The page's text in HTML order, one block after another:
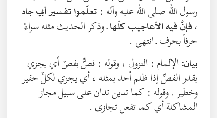
رسول الله صلى الله عليه وآله : تعلّموا تفسير أبي جاد
، فإنَّ فيه الأعاجيب كلّهاـ وذكر الحديث مثله سواءً
حرفاً بحرف ـ انتهى .
بيان:الإلمام : النزول ، وقوله : فصٌّ بفصّ أي يجزي
بقدر الفصِّ إذا ظلم أحد بمثله ، أي يجزي لكلِّ حقير
وخطير . وقوله : كما تدين تدان على سبيل مجاز
المشاكلة أي كما تفعل تجازى .